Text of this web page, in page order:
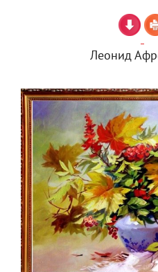
Леонид